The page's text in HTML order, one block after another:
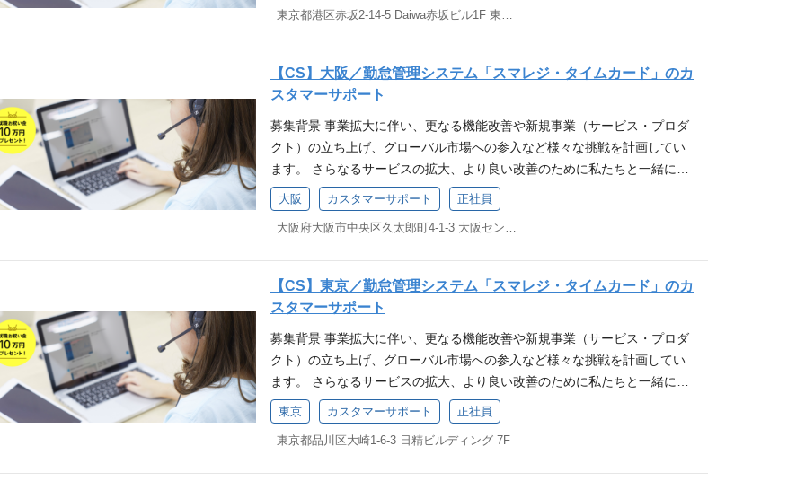
当社バリュー（行動指針）へ共感いただける方 ┗行けるとこまで行
く！：熱意を持って挑戦し、自分の限界やゴールを超える ┗要件定義で
はなく、要求定義：相手の発言の先にある、本質的なニーズや課題に向き
合う ┗家族に誇れる仕事を：迷ったときは、自身の行動が「家族に誇れ
事です。主に電話・メールでの対応をしていただきます。 ※従事すべき業
【必須条件(MUST)】 SaaSやソフトウェア、ECサイトのコールセンターで
のSVご経験 【歓迎要件(WANT)】 コールセンター業務のご経験 提案から
顧客フォローまで行う営業のご経験 ソフトウェアなどを扱うIT企業で業務
に携わったことがある方 ECの実務経験がある方（自社サイト・モールでの
受発注処理やOMSの利用経験等） 例： コールセンターでのオペレータ
ー、またはSVポジション経験 IT企業でソフトウェアなどの商材の営業、ま
たはアフターサポートに関わったご経験 EC実務やECの支援事業などに携
わったご経験 ITパスポート程度のIT知識 得られる経験 カスタマーサポー
トは、当社サービスの顧客満足度向上に直結する重要なポジションです。
お客様の課題解決を通じて、店舗の成長に貢献することができる点にやり
がいがあります。 求める人物像 当社ミッション「お店を元気に、街を元気
に！」へ共感いただける方 当社バリュー（行動指針）へ共感いただける方
超える ┗要件定義ではなく、要求定義：相手の発言の先にある、本質的
なニーズや課題に向き合う ┗家族に誇れる仕事を：迷ったときは、自身
の行動が「家族に誇れるか」「家族に恥じないか」を基準に判断する
【CS】大阪／勤怠管理システム「スマレジ・タイムカード」のカ
スタマーサポート
募集背景 事業拡大に伴い、更なる機能改善や新規事業（サービス・プロダ
クト）の立ち上げ、グローバル市場への参入など様々な挑戦を計画してい
ます。 さらなるサービスの拡大、より良い改善のために私たちと一緒に働
きませんか？ 株式会社スマレジの事業について 業務詳細 当社サービス、
スマレジタイムカードの利用ユーザーからの問い合わせに対応する仕事で
す。電話・メール・チャットでの問い合わせ対応を行っていただきます。
ポジションです。お客様の課題解決を通じて、店舗の成長に貢献すること
ができる点にやりがいがあります。 ※従事すべき業務の変更の範囲：会社
の定める業務 ※本人の希望を考慮します 募集要件 【必須条件(MUST)】
業務でパソコンやiPadなどの端末操作をしたことがある方 【歓迎要件(WA
NT)】 ・勤怠、労務担当として実務を経験されたことがある方 ・コールセ
ンターでのオペレーター経験、またはSVポジションなどでのマネジメント
のご経験 ・IT企業でソフトウェアなどの商材の営業、またはアフターサポ
ートに関わったご経験 ・ITパスポート程度のIT知識 求める人物像 当社ミ
ッション「お店を元気に、街を元気に！」へ共感いただける方 当社バリュ
ー（行動指針）へ共感いただける方 ┗行けるとこまで行く！：熱意を持
大阪 カスタマーサポート 正社員
【CS】東京／勤怠管理システム「スマレジ・タイムカード」のカ
スタマーサポート
募集背景 事業拡大に伴い、更なる機能改善や新規事業（サービス・プロダ
クト）の立ち上げ、グローバル市場への参入など様々な挑戦を計画してい
ます。 さらなるサービスの拡大、より良い改善のために私たちと一緒に働
きませんか？ 株式会社スマレジの事業について 業務詳細 当社サービス、
スマレジタイムカードの利用ユーザーからの問い合わせに対応する仕事で
す。電話での対応を主とし、メール・チャットでの問い合わせ対応も行っ
東京 カスタマーサポート 正社員
東京都品川区大崎1-6-3 日精ビルディング 7F